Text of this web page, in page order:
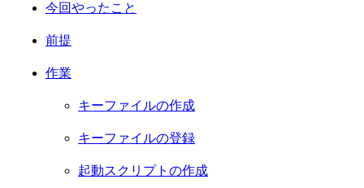
今回やったこと
前提
作業
キーファイルの作成
キーファイルの登録
起動スクリプトの作成